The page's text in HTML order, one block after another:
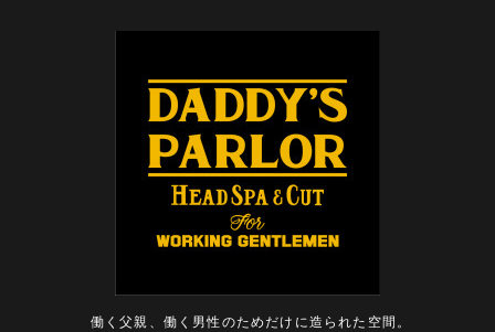
働く父親、働く男性のためだけに造られた空間。